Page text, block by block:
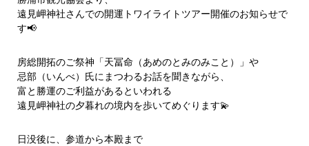
遠見岬神社さんでの開運トワイライトツアー開催のお知らせで
す📢
房総開拓のご祭神「天冨命（あめのとみのみこと）」や
忌部（いんべ）氏にまつわるお話を聞きながら、
富と勝運のご利益があるといわれる
遠見岬神社の夕暮れの境内を歩いてめぐります💫
日没後に、参道から本殿まで